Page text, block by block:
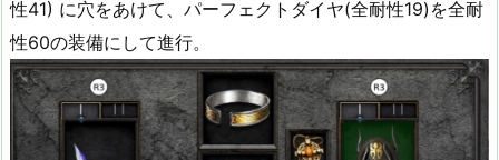
性41) に穴をあけて、パーフェクトダイヤ(全耐性19)を全耐
性60の装備にして進行。